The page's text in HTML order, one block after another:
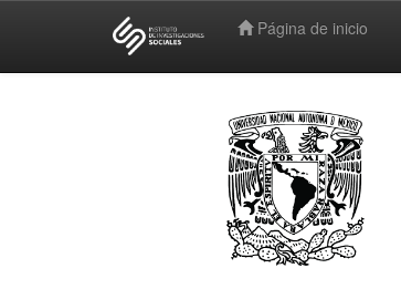
Página de inicio